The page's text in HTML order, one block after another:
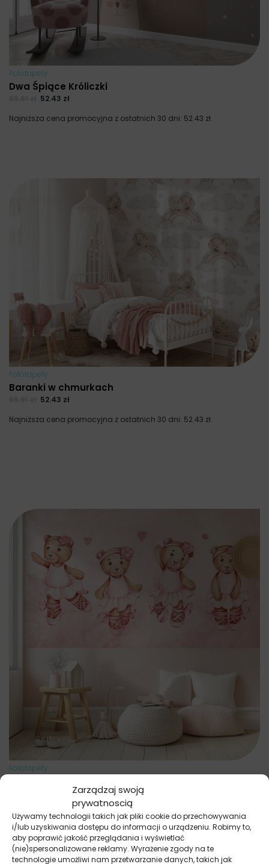
Zarządzaj swoją
prywatnoscią
Używamy technologii takich jak pliki cookie do przechowywania
i/lub uzyskiwania dostępu do informacji o urządzeniu. Robimy to,
aby poprawić jakość przeglądania i wyświetlać
(nie)spersonalizowane reklamy. Wyrażenie zgody na te
technologie umożliwi nam przetwarzanie danych, takich jak
Fototapety
Dwa Śpiące Króliczki
52.43 zł
Najniższa cena promocyjna z ostatnich 30 dni: 52.43 zł.
Fototapety
Baranki w chmurkach
52.43 zł
Najniższa cena promocyjna z ostatnich 30 dni: 52.43 zł.
Fototapety
Najniższa cena promocyjna z ostatnich 30 dni:52.43zł.